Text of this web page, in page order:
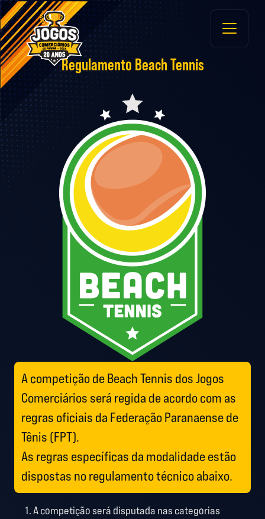
Main
Navigation
Regulamento Beach Tennis
A competição de Beach Tennis dos Jogos
Comerciários será regida de acordo com as
regras oficiais da Federação Paranaense de
Tênis (FPT).
As regras específicas da modalidade estão
dispostas no regulamento técnico abaixo.
A competição será disputada nas categorias